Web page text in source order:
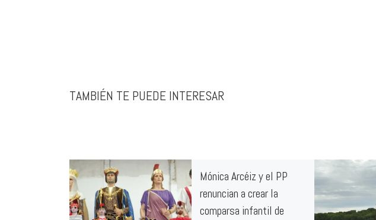
TAMBIÉN TE PUEDE INTERESAR
Mónica Arcéiz y el PP
renuncian a crear la
comparsa infantil de